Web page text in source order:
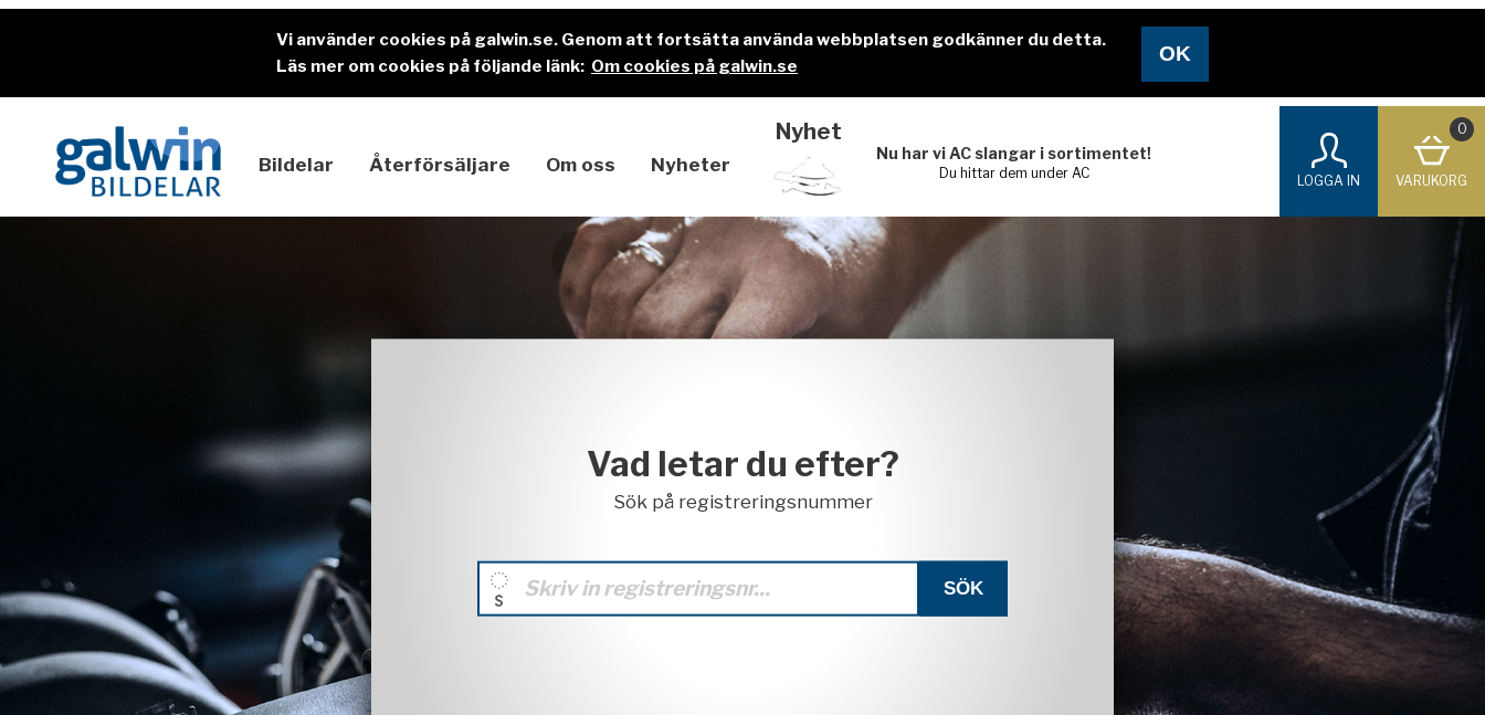
Vi använder cookies på galwin.se. Genom att fortsätta använda webbplatsen godkänner du detta.
Läs mer om cookies på följande länk: Om cookies på galwin.se
Bildelar Återförsäljare Om oss Nyheter
Nyhet
Nu har vi AC slangar i sortimentet!
Du hittar dem under AC
LOGGA IN
0
VARUKORG
Vad letar du efter?
Sök på registreringsnummer